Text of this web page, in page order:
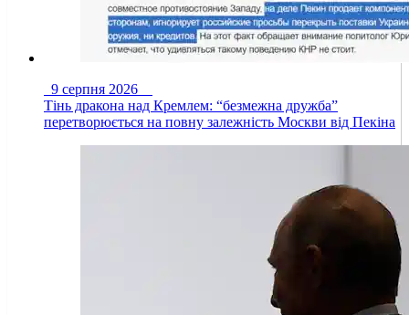
9 серпня 2026
Тінь дракона над Кремлем: “безмежна дружба”
перетворюється на повну залежність Москви від Пекіна